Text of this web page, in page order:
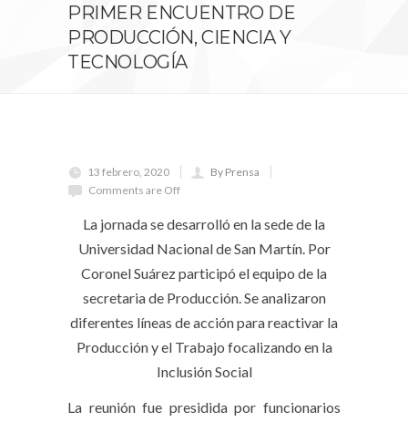
PRIMER ENCUENTRO DE
PRODUCCIÓN, CIENCIA Y
TECNOLOGÍA
13 febrero, 2020
By Prensa
Comments are Off
La jornada se desarrolló en la sede de la
Universidad Nacional de San Martín. Por
Coronel Suárez participó el equipo de la
secretaria de Producción. Se analizaron
diferentes líneas de acción para reactivar la
Producción y el Trabajo focalizando en la
Inclusión Social
La reunión fue presidida por funcionarios